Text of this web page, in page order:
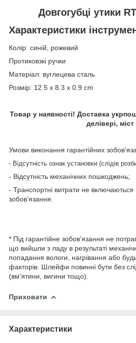
Довгогубці утики
Характеристики
Колір: синій, рожевий
Протиковзкі ручки
Матеріал: вуглецева сталь
Розмір: 12.5 x 8.3 x 0.9 cm
Товар у наявності! Доставка
делівері, міст
Умови виконання гарантійних
- Відсутність ознак установки (слідів
- Відсутність механічних пошкоджень;
- Транспортні витрати не включаються
зобов'язання.
* Під гарантійне зобов'язання не
що вийшли з ладу в результаті
попадання вологи, нагрівання або
факторів. Шлейфи повинні бути без
(вм'ятини, вигини тощо).
Приховати
Характеристики